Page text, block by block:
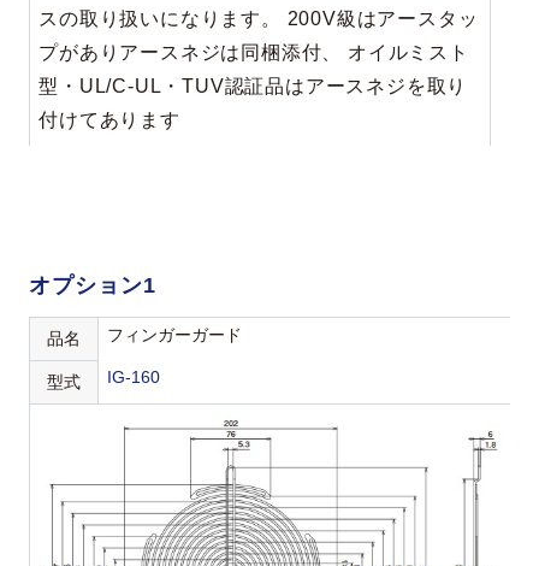
スの取り扱いになります。 200V級はアースタッ
プがありアースネジは同梱添付、 オイルミスト
型・UL/C-UL・TUV認証品はアースネジを取り
付けてあります
オプション1
品名 フィンガーガード
型式 IG-160